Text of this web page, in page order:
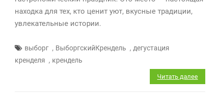
Выборга!
находка для тех, кто ценит уют, вкусные традиции,
увлекательные истории.
выборг , ВыборгскийКрендель , дегустация
кренделя , крендель
Читать далее